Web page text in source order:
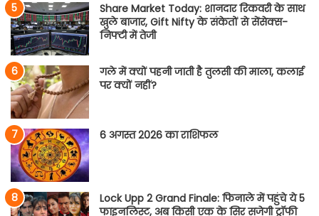
Share Market Today: शानदार रिकवरी के साथ
खुले बाजार, Gift Nifty के संकेतों से सेंसेक्स-
निफ्टी में तेजी
गले में क्यों पहनी जाती है तुलसी की माला, कलाई
पर क्यों नहीं?
6 अगस्त 2026 का राशिफल
Lock Upp 2 Grand Finale: फिनाले में पहुंचे ये 5
फाइनलिस्ट, अब किसी एक के सिर सजेगी ट्रॉफी